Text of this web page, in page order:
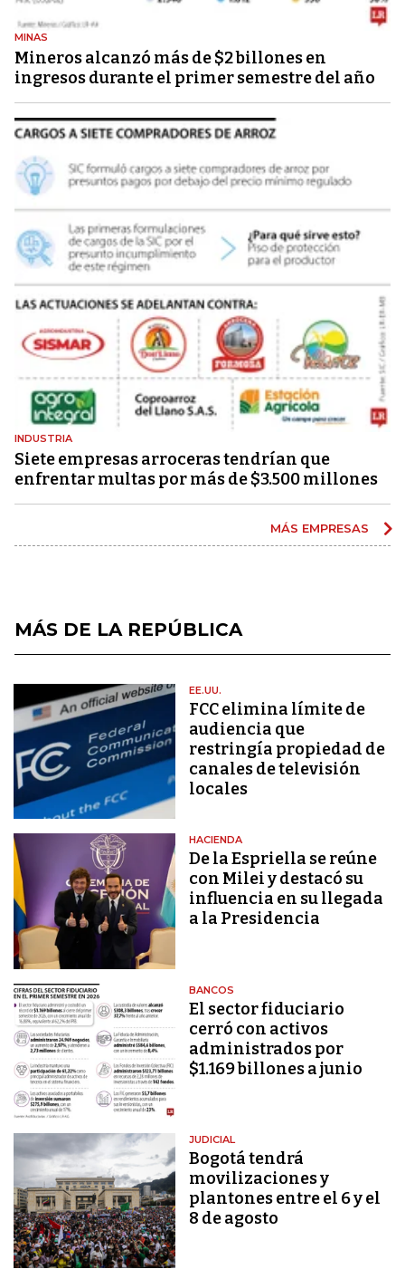
MINAS
Mineros alcanzó más de $2 billones en
ingresos durante el primer semestre del año
INDUSTRIA
Siete empresas arroceras tendrían que
enfrentar multas por más de $3.500 millones
MÁS EMPRESAS
MÁS DE LA REPÚBLICA
EE.UU.
FCC elimina límite de
audiencia que
restringía propiedad de
canales de televisión
locales
HACIENDA
De la Espriella se reúne
con Milei y destacó su
influencia en su llegada
a la Presidencia
BANCOS
El sector fiduciario
cerró con activos
administrados por
$1.169 billones a junio
JUDICIAL
Bogotá tendrá
movilizaciones y
plantones entre el 6 y el
8 de agosto